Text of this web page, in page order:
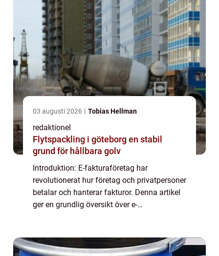
03 augusti 2026 Tobias Hellman
redaktionel
Flytspackling i göteborg en stabil
grund för hållbara golv
Introduktion: E-fakturaföretag har
revolutionerat hur företag och privatpersoner
betalar och hanterar fakturor. Denna artikel
ger en grundlig översikt över e-
kvant...